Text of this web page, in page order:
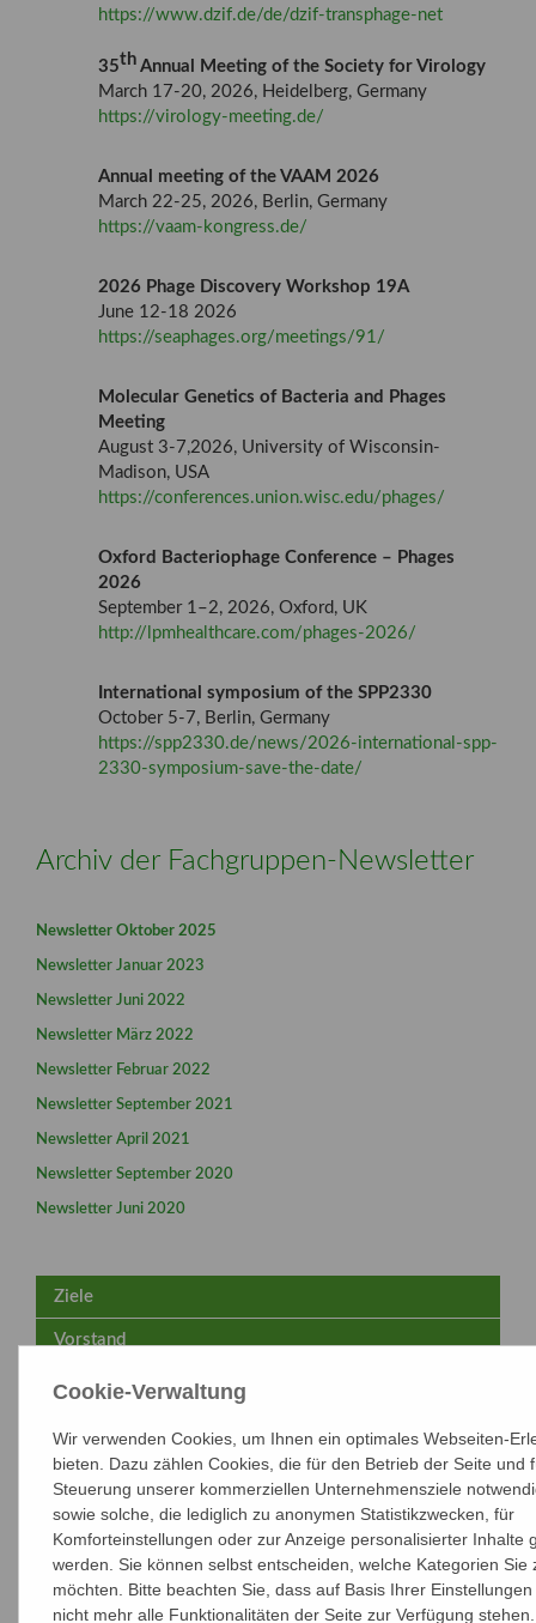
https://www.dzif.de/de/dzif-transphage-net
35th Annual Meeting of the Society for Virology
March 17-20, 2026, Heidelberg, Germany
https://virology-meeting.de/
Annual meeting of the VAAM 2026
March 22-25, 2026, Berlin, Germany
https://vaam-kongress.de/
2026 Phage Discovery Workshop 19A
June 12-18 2026
https://seaphages.org/meetings/91/
Molecular Genetics of Bacteria and Phages
Meeting
August 3-7,2026, University of Wisconsin-
Madison, USA
https://conferences.union.wisc.edu/phages/
Oxford Bacteriophage Conference – Phages
2026
September 1–2, 2026, Oxford, UK
http://lpmhealthcare.com/phages-2026/
International symposium of the SPP2330
October 5-7, Berlin, Germany
https://spp2330.de/news/2026-international-spp-
2330-symposium-save-the-date/
Archiv der Fachgruppen-Newsletter
Newsletter Oktober 2025
Newsletter Januar 2023
Newsletter Juni 2022
Newsletter März 2022
Newsletter Februar 2022
Newsletter September 2021
Newsletter April 2021
Newsletter September 2020
Newsletter Juni 2020
Ziele
Vorstand
Fachgruppen
Biologie bakterieller Naturstoffproduzenten
Biologie und Biotechnologie der Pilze
Biotransformationen - Gemeinsame FG der VAAM und
DECHEMA
Cyanobakterien
Cookie-Verwaltung
Wir verwenden Cookies, um Ihnen ein optimales Webseiten-
bieten. Dazu zählen Cookies, die für den Betrieb der Seite und
Steuerung unserer kommerziellen Unternehmensziele
sowie solche, die lediglich zu anonymen Statistikzwecken, für
Komforteinstellungen oder zur Anzeige personalisierter Inhalte
werden. Sie können selbst entscheiden, welche Kategorien Sie
möchten. Bitte beachten Sie, dass auf Basis Ihrer
nicht mehr alle Funktionalitäten der Seite zur Verfügung stehen.